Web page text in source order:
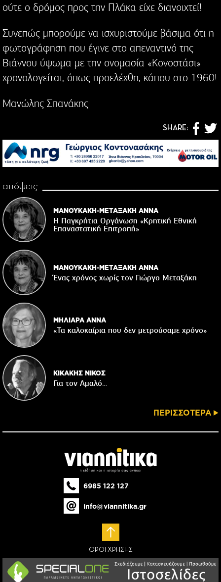
ούτε ο δρόμος προς την Πλάκα είχε διανοιχτεί!
Συνεπώς μπορούμε να ισχυριστούμε βάσιμα ότι η
φωτογράφηση που έγινε στο απεναντινό της
Βιάννου ύψωμα με την ονομασία «Κονοστάσι»
χρονολογείται, όπως προελέχθη, κάπου στο 1960!
Μανώλης Σπανάκης
SHARE:
απόψεις
ΜΑΝΟΥΚΑΚΗ-ΜΕΤΑΞΑΚΗ ΑΝΝΑ
Η Παγκρήτια Οργάνωση «Κρητική Εθνική
Επαναστατική Eπιτροπή»
ΜΑΝΟΥΚΑΚΗ-ΜΕΤΑΞΑΚΗ ΑΝΝΑ
Ένας χρόνος χωρίς τον Γιώργο Μεταξάκη
ΜΗΛΙΑΡΑ ΑΝΝΑ
«Τα καλοκαίρια που δεν μετρούσαμε χρόνο»
ΚΙΚΑΚΗΣ ΝΙΚΟΣ
Για τον Αμαλό…
ΠΕΡΙΣΣΟΤΕΡΑ
6985 122 127
info@viannitika.gr
ΟΡΟΙ ΧΡΗΣΗΣ